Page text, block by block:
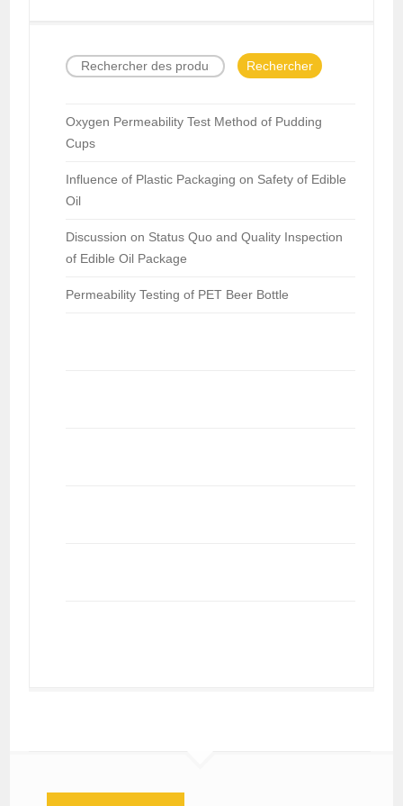
Rechercher
Oxygen Permeability Test Method of Pudding
Cups
Influence of Plastic Packaging on Safety of Edible
Oil
Discussion on Status Quo and Quality Inspection
of Edible Oil Package
Permeability Testing of PET Beer Bottle